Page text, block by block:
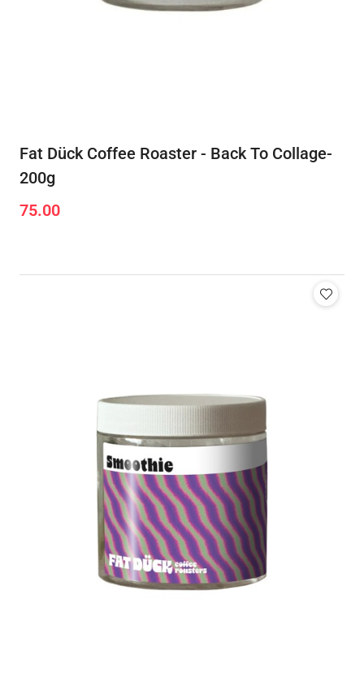
Fat Dück Coffee Roaster - Back To Collage-
200g
Cena:
75.00